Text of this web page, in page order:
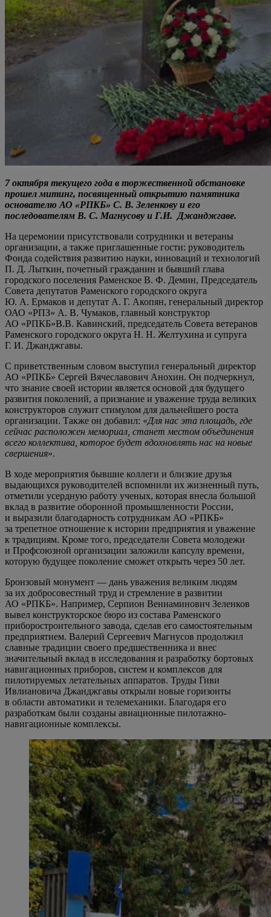
7 октября текущего года в торжественной обстановке
прошел митинг, посвященный открытию памятника
основателю АО «РПКБ» С. В. Зеленкову и его
последователям В. С. Магнусову и Г.И. Джанджгаве.
На церемонии присутствовали сотрудники и ветераны
организации, а также приглашенные гости: руководитель
Фонда содействия развитию науки, инноваций и технологий
П. Д. Лыткин, почетный гражданин и бывший глава
городского поселения Раменское В. Ф. Демин, Председатель
Совета депутатов Раменского городского округа
Ю. А. Ермаков и депутат А. Г. Акопян, генеральный директор
ОАО «РПЗ» А. В. Чумаков, главный конструктор
АО «РПКБ»В.В. Кавинский, председатель Совета ветеранов
Раменского городского округа Н. Н. Желтухина и супруга
Г. И. Джанджгавы.
С приветственным словом выступил генеральный директор
АО «РПКБ» Сергей Вячеславович Анохин. Он подчеркнул,
что знание своей истории является основой для будущего
развития поколений, а признание и уважение труда великих
конструкторов служит стимулом для дальнейшего роста
организации. Также он добавил: «Для нас эта площадь, где
сейчас расположен мемориал, станет местом объединения
всего коллектива, которое будет вдохновлять нас на новые
свершения».
В ходе мероприятия бывшие коллеги и близкие друзья
выдающихся руководителей вспомнили их жизненный путь,
отметили усердную работу ученых, которая внесла большой
вклад в развитие оборонной промышленности России,
и выразили благодарность сотрудникам АО «РПКБ»
за трепетное отношение к истории предприятия и уважение
к традициям. Кроме того, председатели Совета молодежи
и Профсоюзной организации заложили капсулу времени,
которую будущее поколение сможет открыть через 50 лет.
Бронзовый монумент — дань уважения великим людям
за их добросовестный труд и стремление в развитии
АО «РПКБ». Например, Серпион Вениаминович Зеленков
вывел конструкторское бюро из состава Раменского
приборостроительного завода, сделав его самостоятельным
предприятием. Валерий Сергеевич Магнусов продолжил
славные традиции своего предшественника и внес
значительный вклад в исследования и разработку бортовых
навигационных приборов, систем и комплексов для
пилотируемых летательных аппаратов. Труды Гиви
Ивлиановича Джанджгавы открыли новые горизонты
в области автоматики и телемеханики. Благодаря его
разработкам были созданы авиационные пилотажно-
навигационные комплексы.